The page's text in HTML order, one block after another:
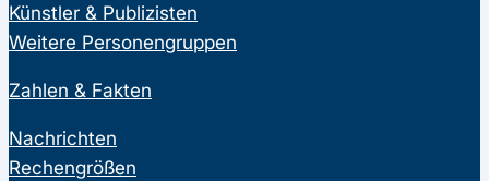
Künstler & Publizisten
Weitere Personengruppen
Zahlen & Fakten
Nachrichten
Rechengrößen